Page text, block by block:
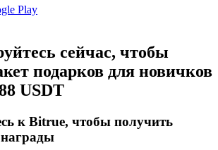
USDC в качестве
Play
сейчас, чтобы
подарков для новичков
USDT
к Bitrue, чтобы получить